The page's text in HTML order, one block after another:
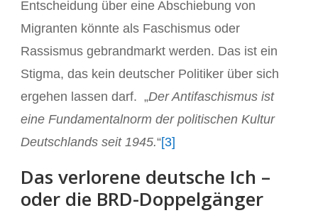
Entscheidung über eine Abschiebung von
Migranten könnte als Faschismus oder
Rassismus gebrandmarkt werden. Das ist ein
Stigma, das kein deutscher Politiker über sich
ergehen lassen darf. „Der Antifaschismus ist
eine Fundamentalnorm der politischen Kultur
Deutschlands seit 1945.“[3]
Das verlorene deutsche Ich –
oder die BRD-Doppelgänger